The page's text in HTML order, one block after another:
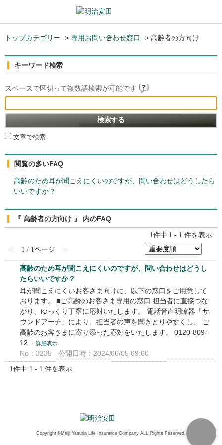
トップカテゴリー > 専用お問い合わせ窓口 > 高齢者の方向け
キーワード検索
スペースで区切って複数語検索が可能です
文章で検索
閲覧の多いFAQ
高齢のため耳が聞こえにくいのですが、問い合わせはどうしたら
いいですか？
『 高齢者の方向け 』 内のFAQ
1件中 1 - 1 件を表示
≪
1 / 1ページ ≫
高齢のため耳が聞こえにくいのですが、問い合わせはどうし
たらいいですか？
耳が聞こえにくいお客さま向けに、以下の窓口をご用意して
おります。 ■ご高齢のお客さま専用の窓口 担当者に直接つな
がり、ゆっくり丁寧に応対いたします。 電話音声明瞭器「サ
ウンドアーチ」により、担当者の声を聞きとりやすくし、 ご
高齢のお客さまに寄り添った応対をいたします。 0120-809-
12...
詳細表示
No：3235 公開日時：2024/06/05 09:00
1件中 1 - 1 件を表示
Copyright ©Meiji Yasuda Life Insurance Company ALL Rights Reserved.